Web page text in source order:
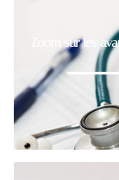
Zoom sur les